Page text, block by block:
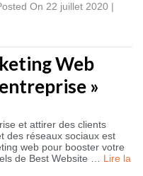
On 22 juillet 2020 |
Web
»
et attirer des clients
des réseaux sociaux est
web pour booster votre
de Best Website … Lire la